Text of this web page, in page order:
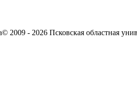
© 2009 - 2026 Псковская областная